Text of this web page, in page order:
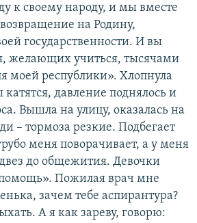
к своему народу, и мы вместе
на Родину,
государственности. И вы
желающих учиться, тысячами
моей республики». Хлопнула
давление поднялось и
Вышла на улицу, оказалась на
– тормоза резкие. Подбегает
меня поворачивает, а у меня
до общежития. Девочки
Пожилая врач мне
зачем тебе аспирантура?
А я как зареву, говорю: